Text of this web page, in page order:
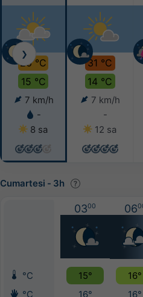
26 °C
15 °C
7 km/h
-
8 sa
31 °C
14 °C
7 km/h
-
12 sa
❯
Cumartesi - 3h
0300 06
°C 15° 16°
°C
16° 16°